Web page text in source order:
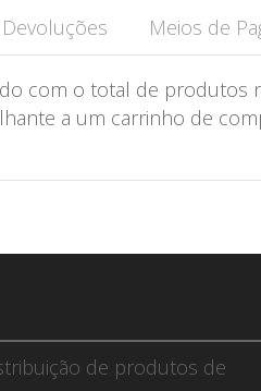
Devoluções Meios de
com o total de produtos
a um carrinho de
de produtos de